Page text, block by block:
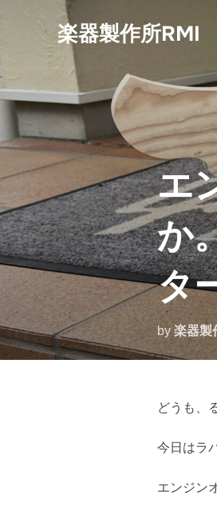
ン
ツ
ス
プ
楽器製作所RMI
エ
か
タ
by 楽器製
どうも、
今日はラ
エンジン